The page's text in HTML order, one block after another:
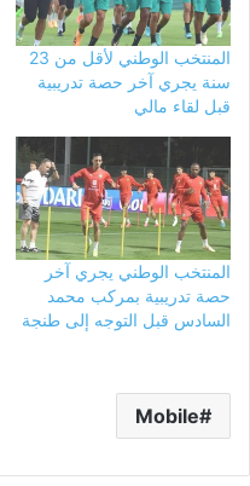
المنتخب الوطني لأقل من 23
سنة يجري آخر حصة تدريبية
قبل لقاء مالي
المنتخب الوطني يجري آخر
حصة تدريبية بمركب محمد
السادس قبل التوجه إلى طنجة
Mobile